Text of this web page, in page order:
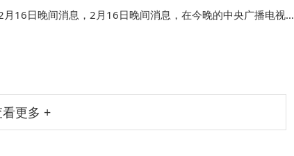
16日晚间消息，2月16日晚间消息，在今晚的中央广播电视总
更多 +